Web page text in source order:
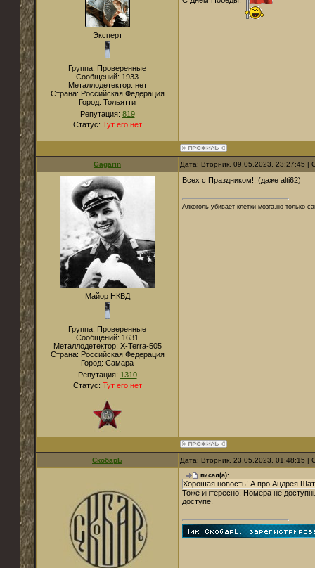
Эксперт
Группа: Проверенные
Сообщений: 1933
Металлодетектор: нет
Страна: Российская Федерация
Город: Тольятти
Репутация: 819
Статус: Тут его нет
Gagarin Дата: Вторник, 09.05.2023, 23:27:45
Майор НКВД
Группа: Проверенные
Сообщений: 1631
Металлодетектор: X-Terra-505
Страна: Российская Федерация
Город: Самара
Репутация: 1310
Статус: Тут его нет
Всех с Праздником!!!(даже alti62)
Алкоголь убивает клетки мозга,но
СкобарЬ Дата: Вторник, 23.05.2023, 01:48:15
писал(а):
Хорошая новость! А про Андрея
Тоже интересно. Номера не
доступе.